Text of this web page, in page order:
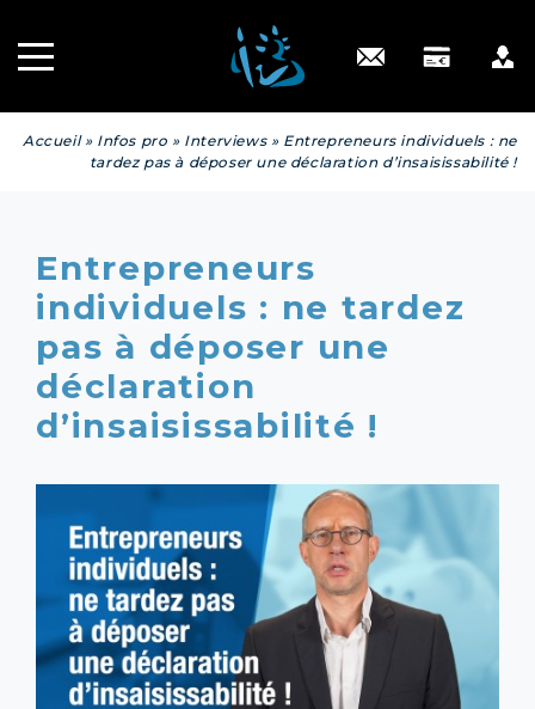
Engagé RSE
Contact
Accueil» Infos pro » Interviews» Entrepreneurs individuels : ne
tardez pas à déposer une déclaration d’insaisissabilité !
Entrepreneurs
individuels : ne tardez
pas à déposer une
déclaration
d’insaisissabilité !